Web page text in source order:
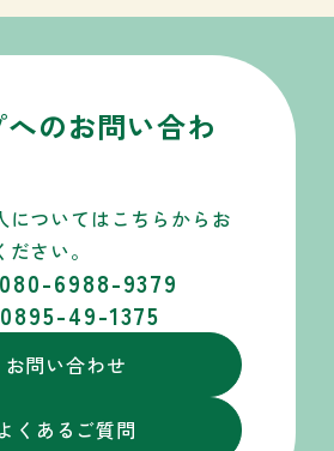
のお問い合わ
についてはこちらから お
さい。
6988-9379
49-1375
お問い合わせ
くあるご質問